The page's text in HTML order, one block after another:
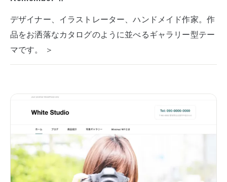
デザイナー、イラストレーター、ハンドメイド作家。作
品をお洒落なカタログのように並べるギャラリー型テー
マです。 ＞